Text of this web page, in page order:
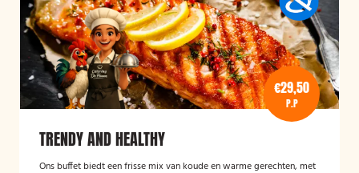
€29,50
P.P
TRENDY AND HEALTHY
Ons buffet biedt een frisse mix van koude en warme gerechten, met